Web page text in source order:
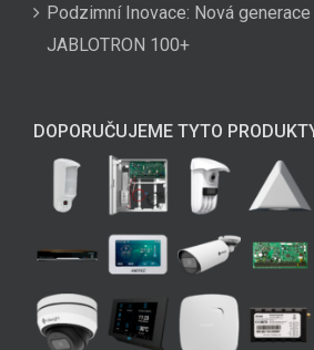
Podzimní Inovace: Nová
JABLOTRON 100+
DOPORUČUJEME TYTO